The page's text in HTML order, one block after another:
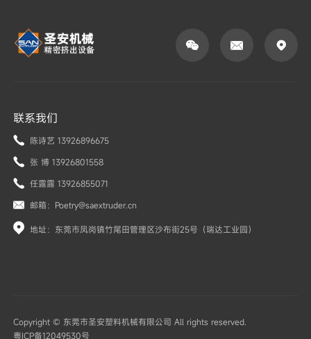
  
联系我们
陈诗艺 13926896675
张 博 13926801558
任露露 13926855071
邮箱：Poetry@saextruder.cn
地址：东莞市凤岗镇竹尾田管理区沙布街25号（瑞达工业园）
Copyright © 东莞市圣安塑料机械有限公司 All rights reserved.
粤ICP备12049530号